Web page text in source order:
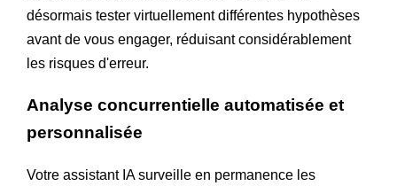
désormais tester virtuellement différentes hypothèses
avant de vous engager, réduisant considérablement
les risques d'erreur.
Analyse concurrentielle automatisée et
personnalisée
Votre assistant IA surveille en permanence les